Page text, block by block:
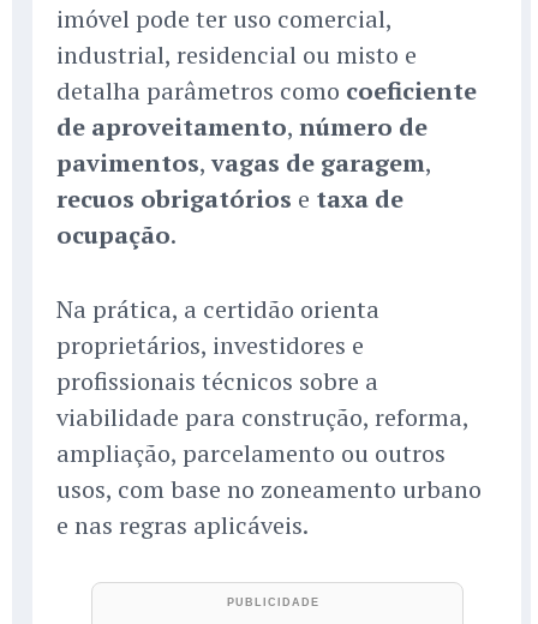
imóvel pode ter uso comercial,
industrial, residencial ou misto e
detalha parâmetros como coeficiente
de aproveitamento, número de
pavimentos,vagas de garagem,
recuos obrigatórios e taxa de
ocupação.
Na prática, a certidão orienta
proprietários, investidores e
profissionais técnicos sobre a
viabilidade para construção, reforma,
ampliação, parcelamento ou outros
usos, com base no zoneamento urbano
e nas regras aplicáveis.